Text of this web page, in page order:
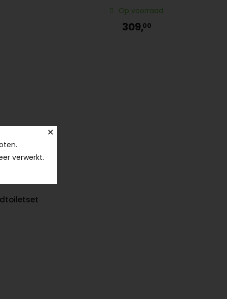
B.V.? Neem dan contact met ons op.
Op voorraad
309,00
✕
verwerkt.